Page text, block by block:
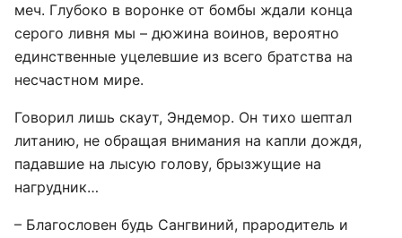
меч. Глубоко в воронке от бомбы ждали конца
серого ливня мы – дюжина воинов, вероятно
единственные уцелевшие из всего братства на
несчастном мире.
Говорил лишь скаут, Эндемор. Он тихо шептал
литанию, не обращая внимания на капли дождя,
падавшие на лысую голову, брызжущие на
нагрудник…
– Благословен будь Сангвиний, прародитель и